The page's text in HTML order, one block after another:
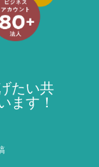
たい共
ます！